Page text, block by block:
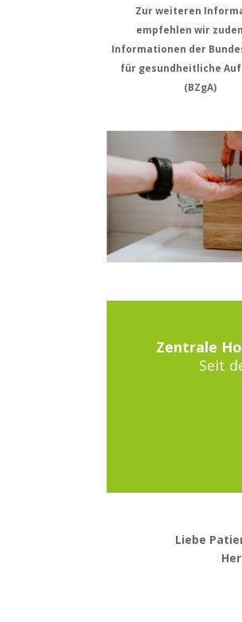
Zur weiteren
empfehlen wir
Informationen der
für gesundheitliche
(BZgA)
Zentrale
Seit
Liebe